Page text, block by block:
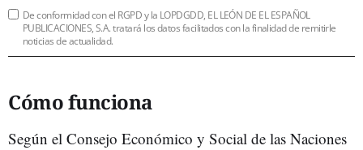
De conformidad con el RGPD y la LOPDGDD, EL LEÓN DE EL ESPAÑOL
PUBLICACIONES, S.A. tratará los datos facilitados con la finalidad de remitirle
noticias de actualidad.
Cómo funciona
Según el Consejo Económico y Social de las Naciones